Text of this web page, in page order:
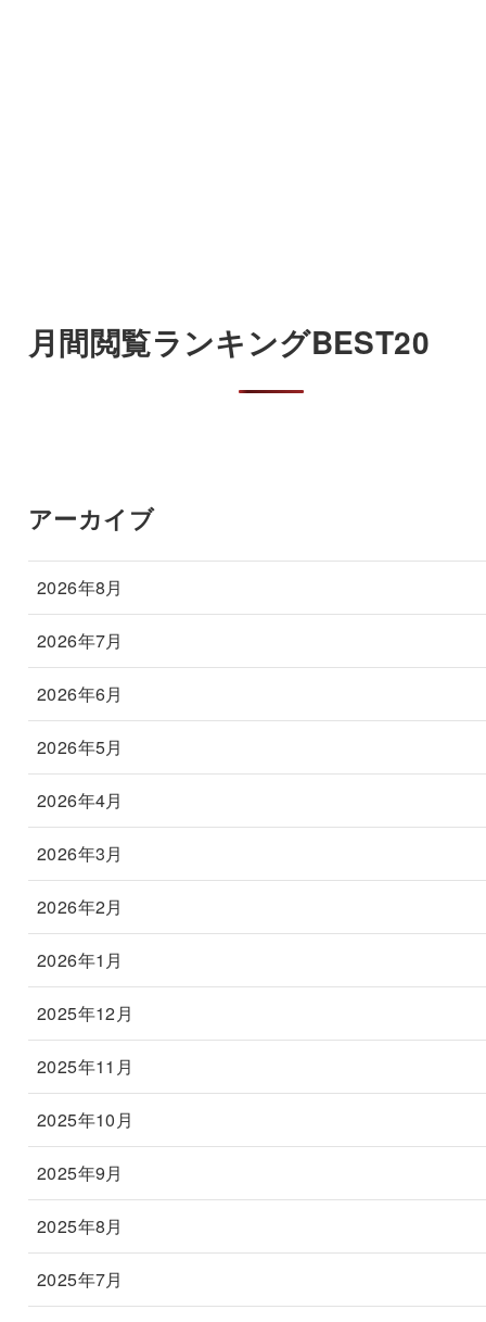
月間閲覧ランキングBEST20
アーカイブ
2026年8月
2026年7月
2026年6月
2026年5月
2026年4月
2026年3月
2026年2月
2026年1月
2025年12月
2025年11月
2025年10月
2025年9月
2025年8月
2025年7月